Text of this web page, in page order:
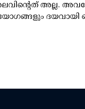
അല്ല.
ദയവായി